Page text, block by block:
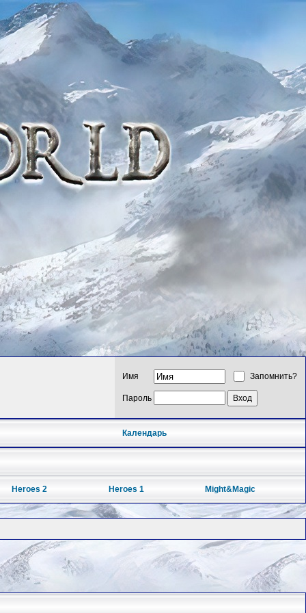
Имя Запомнить?
Пароль
Календарь
Heroes 2 Heroes 1 Might&Magic